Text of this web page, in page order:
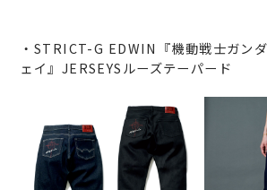
・STRICT-G EDWIN『機動戦士ガン
ェイ』JERSEYSルーズテーパード